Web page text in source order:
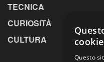
TECNICA
CURIOSITÀ
CULTURA
cookie
Questo